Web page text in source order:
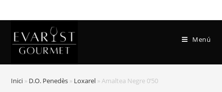
Menú
Inici » D.O. Penedès » Loxarel »Amaltea Negre 0’50